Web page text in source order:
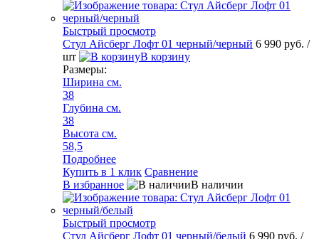
Быстрый просмотр
Стул Айсберг Лофт 01 черный/черный 6 990 руб. /
шт
В корзину
Размеры:
Ширина см.
38
Глубина см.
38
Высота см.
58,5
Подробнее
Купить в 1 клик Сравнение
В избранное
В наличии
Быстрый просмотр
Стул Айсберг Лофт 01 черный/белый 6 990 руб. /